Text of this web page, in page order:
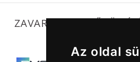
Az oldal
ZAVARTALAN